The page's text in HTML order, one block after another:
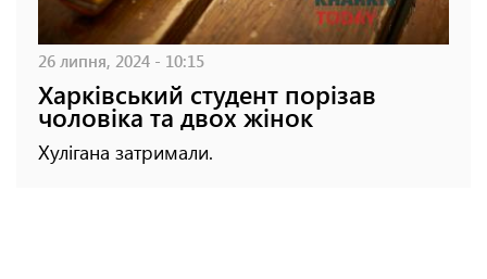
26 липня, 2024 - 10:15
Харківський студент порізав
чоловіка та двох жінок
Хулігана затримали.